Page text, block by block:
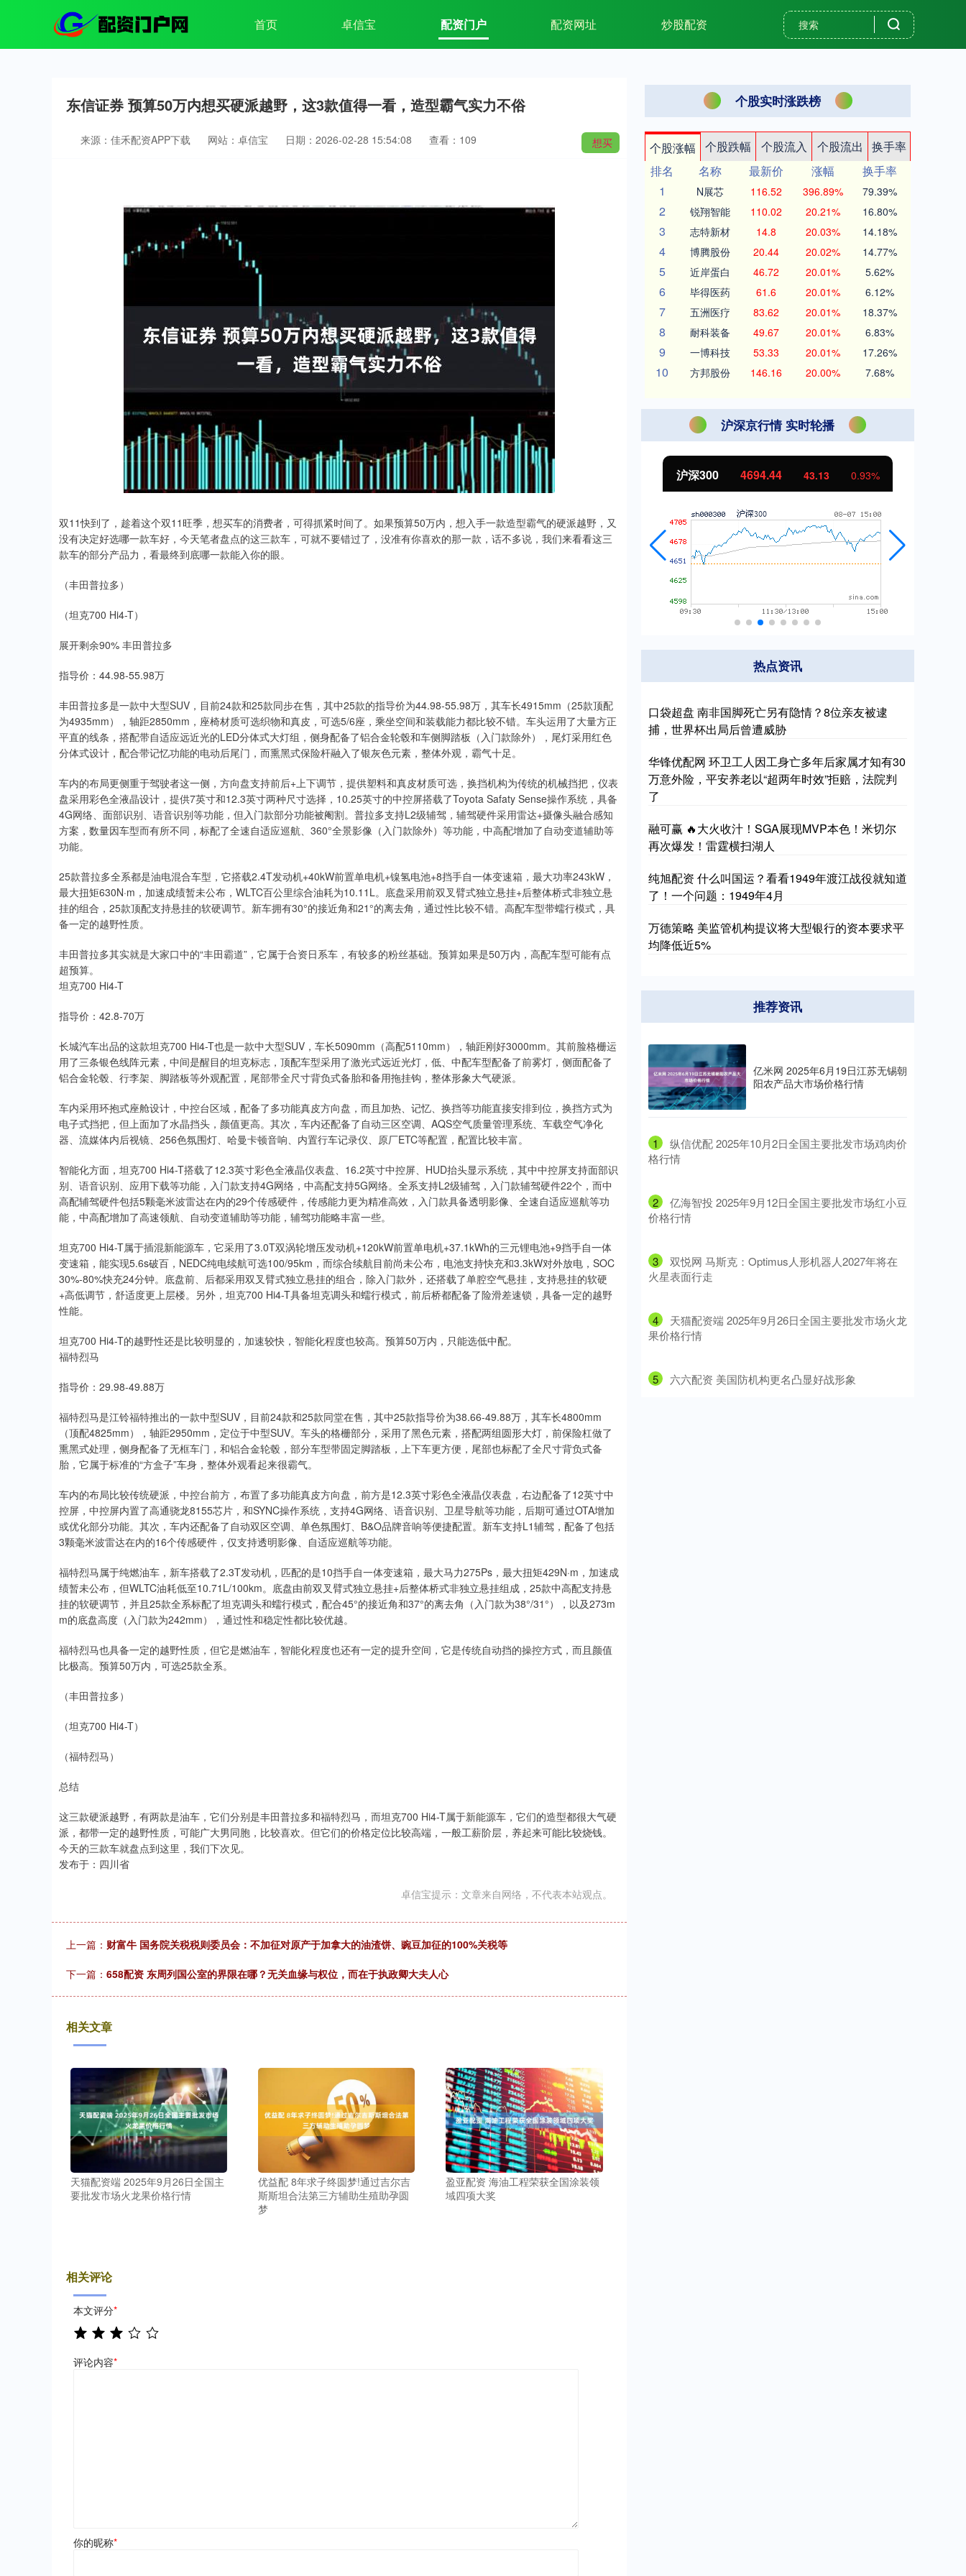
首页 卓信宝 配资门户 配资网址 炒股配资
东信证券 预算50万内想买硬派越野，这3款值得一看，造型霸气实力不俗
想买
来源：佳禾配资APP下载 网站：卓信宝 日期：2026-02-28 15:54:08 查看：109
双11快到了，趁着这个双11旺季，想买车的消费者，可得抓紧时间了。如果预算50万内，想入手一款造型霸气的硬派越野，又
没有决定好选哪一款车好，今天笔者盘点的这三款车，可就不要错过了，没准有你喜欢的那一款，话不多说，我们来看看这三
款车的部分产品力，看最终到底哪一款能入你的眼。
（丰田普拉多）
（坦克700 Hi4-T）
展开剩余90% 丰田普拉多
指导价：44.98-55.98万
丰田普拉多是一款中大型SUV，目前24款和25款同步在售，其中25款的指导价为44.98-55.98万，其车长4915mm（25款顶配
为4935mm），轴距2850mm，座椅材质可选织物和真皮，可选5/6座，乘坐空间和装载能力都比较不错。车头运用了大量方正
平直的线条，搭配带自适应远近光的LED分体式大灯组，侧身配备了铝合金轮毂和车侧脚踏板（入门款除外），尾灯采用红色
分体式设计，配合带记忆功能的电动后尾门，而熏黑式保险杆融入了银灰色元素，整体外观，霸气十足。
车内的布局更侧重于驾驶者这一侧，方向盘支持前后+上下调节，提供塑料和真皮材质可选，换挡机构为传统的机械挡把，仪表
盘采用彩色全液晶设计，提供7英寸和12.3英寸两种尺寸选择，10.25英寸的中控屏搭载了Toyota Safaty Sense操作系统，具备
4G网络、面部识别、语音识别等功能，但入门款部分功能被阉割。普拉多支持L2级辅驾，辅驾硬件采用雷达+摄像头融合感知
方案，数量因车型而有所不同，标配了全速自适应巡航、360°全景影像（入门款除外）等功能，中高配增加了自动变道辅助等
功能。
25款普拉多全系都是油电混合车型，它搭载2.4T发动机+40kW前置单电机+镍氢电池+8挡手自一体变速箱，最大功率243kW，
最大扭矩630N·m，加速成绩暂未公布，WLTC百公里综合油耗为10.11L。底盘采用前双叉臂式独立悬挂+后整体桥式非独立悬
挂的组合，25款顶配支持悬挂的软硬调节。新车拥有30°的接近角和21°的离去角，通过性比较不错。高配车型带蠕行模式，具
备一定的越野性质。
丰田普拉多其实就是大家口中的“丰田霸道”，它属于合资日系车，有较多的粉丝基础。预算如果是50万内，高配车型可能有点
超预算。
坦克700 Hi4-T
指导价：42.8-70万
长城汽车出品的这款坦克700 Hi4-T也是一款中大型SUV，车长5090mm（高配5110mm），轴距刚好3000mm。其前脸格栅运
用了三条银色线阵元素，中间是醒目的坦克标志，顶配车型采用了激光式远近光灯，低、中配车型配备了前雾灯，侧面配备了
铝合金轮毂、行李架、脚踏板等外观配置，尾部带全尺寸背负式备胎和备用拖挂钩，整体形象大气硬派。
车内采用环抱式座舱设计，中控台区域，配备了多功能真皮方向盘，而且加热、记忆、换挡等功能直接安排到位，换挡方式为
电子式挡把，但上面加了水晶挡头，颜值更高。其次，车内还配备了自动三区空调、AQS空气质量管理系统、车载空气净化
器、流媒体内后视镜、256色氛围灯、哈曼卡顿音响、内置行车记录仪、原厂ETC等配置，配置比较丰富。
智能化方面，坦克700 Hi4-T搭载了12.3英寸彩色全液晶仪表盘、16.2英寸中控屏、HUD抬头显示系统，其中中控屏支持面部识
别、语音识别、应用下载等功能，入门款支持4G网络，中高配支持5G网络。全系支持L2级辅驾，入门款辅驾硬件22个，而中
高配辅驾硬件包括5颗毫米波雷达在内的29个传感硬件，传感能力更为精准高效，入门款具备透明影像、全速自适应巡航等功
能，中高配增加了高速领航、自动变道辅助等功能，辅驾功能略丰富一些。
坦克700 Hi4-T属于插混新能源车，它采用了3.0T双涡轮增压发动机+120kW前置单电机+37.1kWh的三元锂电池+9挡手自一体
变速箱，能实现5.6s破百，NEDC纯电续航可选100/95km，而综合续航目前尚未公布，电池支持快充和3.3kW对外放电，SOC
30%-80%快充24分钟。底盘前、后都采用双叉臂式独立悬挂的组合，除入门款外，还搭载了单腔空气悬挂，支持悬挂的软硬
+高低调节，舒适度更上层楼。另外，坦克700 Hi4-T具备坦克调头和蠕行模式，前后桥都配备了险滑差速锁，具备一定的越野
性能。
坦克700 Hi4-T的越野性还是比较明显的，加速较快，智能化程度也较高。预算50万内，只能选低中配。
福特烈马
指导价：29.98-49.88万
福特烈马是江铃福特推出的一款中型SUV，目前24款和25款同堂在售，其中25款指导价为38.66-49.88万，其车长4800mm
（顶配4825mm），轴距2950mm，定位于中型SUV。车头的格栅部分，采用了黑色元素，搭配两组圆形大灯，前保险杠做了
熏黑式处理，侧身配备了无框车门，和铝合金轮毂，部分车型带固定脚踏板，上下车更方便，尾部也标配了全尺寸背负式备
胎，它属于标准的“方盒子”车身，整体外观看起来很霸气。
车内的布局比较传统硬派，中控台前方，布置了多功能真皮方向盘，前方是12.3英寸彩色全液晶仪表盘，右边配备了12英寸中
控屏，中控屏内置了高通骁龙8155芯片，和SYNC操作系统，支持4G网络、语音识别、卫星导航等功能，后期可通过OTA增加
或优化部分功能。其次，车内还配备了自动双区空调、单色氛围灯、B&O品牌音响等便捷配置。新车支持L1辅驾，配备了包括
3颗毫米波雷达在内的16个传感硬件，仅支持透明影像、自适应巡航等功能。
福特烈马属于纯燃油车，新车搭载了2.3T发动机，匹配的是10挡手自一体变速箱，最大马力275Ps，最大扭矩429N·m，加速成
绩暂未公布，但WLTC油耗低至10.71L/100km。底盘由前双叉臂式独立悬挂+后整体桥式非独立悬挂组成，25款中高配支持悬
挂的软硬调节，并且25款全系标配了坦克调头和蠕行模式，配合45°的接近角和37°的离去角（入门款为38°/31°），以及273m
m的底盘高度（入门款为242mm），通过性和稳定性都比较优越。
福特烈马也具备一定的越野性质，但它是燃油车，智能化程度也还有一定的提升空间，它是传统自动挡的操控方式，而且颜值
比极高。预算50万内，可选25款全系。
（丰田普拉多）
（坦克700 Hi4-T）
（福特烈马）
总结
这三款硬派越野，有两款是油车，它们分别是丰田普拉多和福特烈马，而坦克700 Hi4-T属于新能源车，它们的造型都很大气硬
派，都带一定的越野性质，可能广大男同胞，比较喜欢。但它们的价格定位比较高端，一般工薪阶层，养起来可能比较烧钱。
今天的三款车就盘点到这里，我们下次见。
发布于：四川省
卓信宝提示：文章来自网络，不代表本站观点。
上一篇： 财富牛 国务院关税税则委员会：不加征对原产于加拿大的油渣饼、豌豆加征的100%关税等
下一篇： 658配资 东周列国公室的界限在哪？无关血缘与权位，而在于执政卿大夫人心
相关文章
天猫配资端 2025年9月26日全国主
要批发市场火龙果价格行情
优益配 8年求子终圆梦!通过吉尔吉
斯斯坦合法第三方辅助生殖助孕圆
梦
盈亚配资 海油工程荣获全国涂装领
域四项大奖
相关评论
本文评分*
评论内容*
你的昵称*
个股实时涨跌榜
个股涨幅 个股跌幅 个股流入 个股流出
换手率
排名
名称 最新价 涨幅
换手率
1
N展芯 116.52 396.89% 79.39%
2 锐翔智能 110.02 20.21% 16.80%
3 志特新材 14.8 20.03% 14.18%
4 博腾股份 20.44 20.02% 14.77%
5 近岸蛋白 46.72 20.01% 5.62%
6 毕得医药 61.6 20.01% 6.12%
7 五洲医疗 83.62 20.01% 18.37%
8 耐科装备 49.67 20.01% 6.83%
9 一博科技 53.33 20.01% 17.26%
10 方邦股份 146.16 20.00% 7.68%
沪深京行情 实时轮播
14311.01 沪深300 4694.44 43.13 0.93%
热点资讯
口袋超盘 南非国脚死亡另有隐情？8位亲友被逮
捕，世界杯出局后曾遭威胁
华锋优配网 环卫工人因工身亡多年后家属才知有30
万意外险，平安养老以“超两年时效”拒赔，法院判
了
融可赢 🔥大火收汁！SGA展现MVP本色！米切尔
再次爆发！雷霆横扫湖人
纯旭配资 什么叫国运？看看1949年渡江战役就知道
了！一个问题：1949年4月
万德策略 美监管机构提议将大型银行的资本要求平
均降低近5%
推荐资讯
亿米网 2025年6月19日江苏无锡朝
阳农产品大市场价格行情
1
​纵信优配 2025年10月2日全国主要批发市场鸡肉价
格行情
2
​亿海智投 2025年9月12日全国主要批发市场红小豆
价格行情
3
​双悦网 马斯克：Optimus人形机器人2027年将在
火星表面行走
4
​天猫配资端 2025年9月26日全国主要批发市场火龙
果价格行情
5 ​六六配资 美国防机构更名凸显好战形象